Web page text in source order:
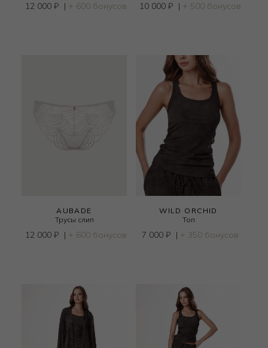
12 000 ₽ | + 600 бонусов 10 000 ₽ | + 500 бонусов
AUBADE
Трусы слип
12 000 ₽ | + 600 бонусов
WILD ORCHID
Топ
7 000 ₽ | + 350 бонусов